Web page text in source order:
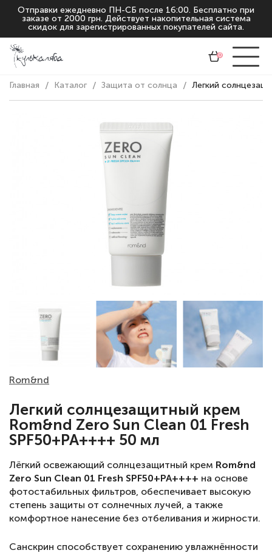
Отправки ежедневно ПН-СБ после 16:00. Бесплатно при
заказе от 2000 грн. Действует накопительная система
скидок для зарегистрированных покупателей сайта.
0
Главная Каталог Защита от солнца Легкий
Rom&nd
Легкий солнцезащитный крем
Rom&nd Zero Sun Clean 01 Fresh
SPF50+PA++++ 50 мл
Лёгкий освежающий солнцезащитный крем Rom&nd
Zero Sun Clean 01 Fresh SPF50+PA++++ на основе
фотостабильных фильтров, обеспечивает высокую
степень защиты от солнечных лучей, а также
комфортное нанесение без отбеливания и жирности.
Санскрин способствует сохранению увлажнённости